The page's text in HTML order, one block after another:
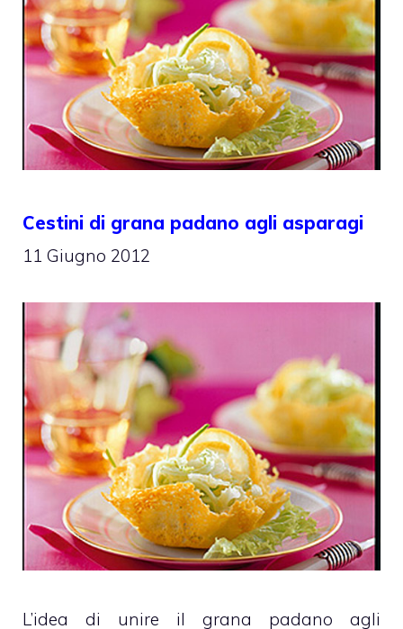
Cestini di grana padano agli asparagi
11 Giugno 2012
L’idea di unire il grana padano agli